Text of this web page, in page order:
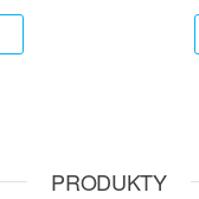
PRODUKTY